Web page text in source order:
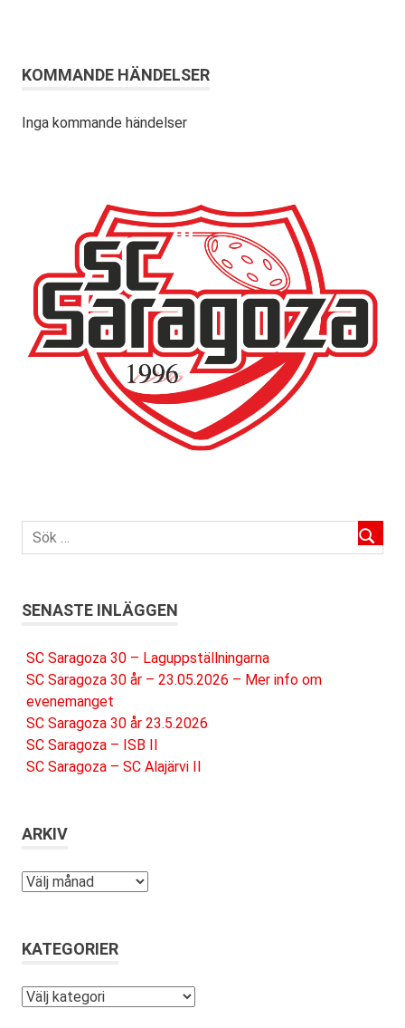
KOMMANDE HÄNDELSER
Inga kommande händelser
SENASTE INLÄGGEN
SC Saragoza 30 – Laguppställningarna
SC Saragoza 30 år – 23.05.2026 – Mer info om
evenemanget
SC Saragoza 30 år 23.5.2026
SC Saragoza – ISB II
SC Saragoza – SC Alajärvi II
ARKIV
Arkiv
KATEGORIER
Kategorier